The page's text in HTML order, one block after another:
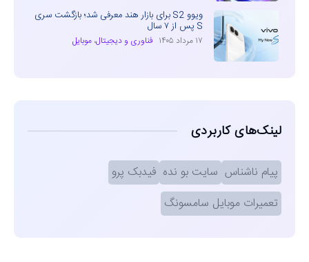
ویوو S2 برای بازار هند معرفی شد؛ بازگشت سری
S پس از ۷ سال
۱۷ مرداد ۱۴۰۵ فناوری و دیجیتال، موبایل
لینک‌های کاربردی
پیام ناشناس سایت بو نده فیدبک پرو
تعمیرات موبایل سامسونگ